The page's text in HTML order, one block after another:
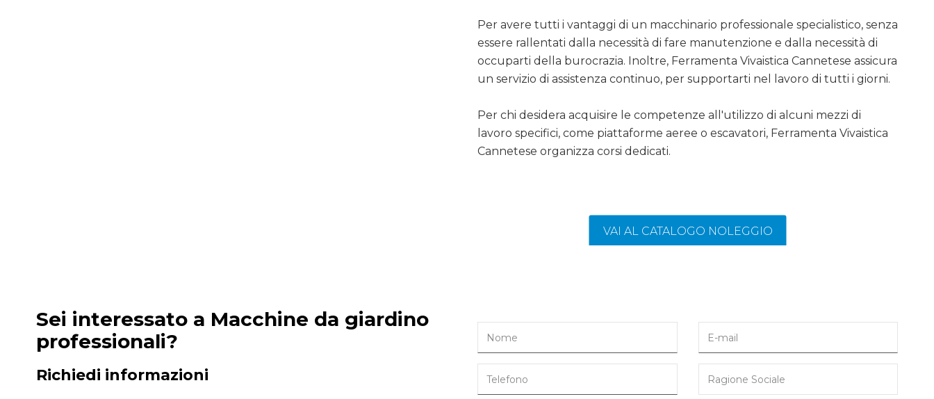
Per avere tutti i vantaggi di un macchinario professionale specialistico, senza
essere rallentati dalla necessità di fare manutenzione e dalla necessità di
occuparti della burocrazia. Inoltre, Ferramenta Vivaistica Cannetese assicura
un servizio di assistenza continuo, per supportarti nel lavoro di tutti i giorni.
Per chi desidera acquisire le competenze all'utilizzo di alcuni mezzi di
lavoro specifici, come piattaforme aeree o escavatori, Ferramenta Vivaistica
Cannetese organizza corsi dedicati.
VAI AL CATALOGO NOLEGGIO
Sei interessato a Macchine da giardino
professionali?
Richiedi informazioni